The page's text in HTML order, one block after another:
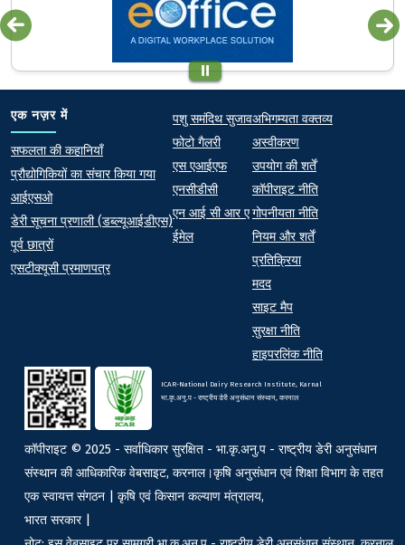
एक नज़र में
At a Glance
सफलता की कहानियाँ
प्रौद्योगिकियों का संचार किया गया
आईएसओ
डेरी सूचना प्रणाली (डब्ल्यूआईडीएस)
पूर्व छात्रों
एसटीक्यूसी प्रमाणपत्र
Quick links
पशु समंदिथ सुजाव
फोटो गैलरी
एस एआईएफ
एनसीडीसी
एन आई सी आर ए
ईमेल
Footer
अभिगम्यता वक्तव्य
अस्वीकरण
उपयोग की शर्तें
कॉपीराइट नीति
गोपनीयता नीति
नियम और शर्तें
प्रतिक्रिया
मदद
साइट मैप
सुरक्षा नीति
हाइपरलिंक नीति
ICAR-National Dairy Research Institute, Karnal
भा.कृ.अनु.प - राष्ट्रीय डेरी अनुसंधान संस्थान, करनाल
कॉपीराइट © 2025 - सर्वाधिकार सुरक्षित - भा.कृ.अनु.प - राष्ट्रीय डेरी अनुसंधान
संस्थान की आधिकारिक वेबसाइट, करनाल।कृषि अनुसंधान एवं शिक्षा विभाग के तहत
एक स्वायत्त संगठन | कृषि एवं किसान कल्याण मंत्रालय,
भारत सरकार |